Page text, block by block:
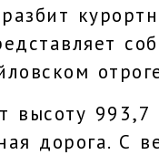
высоту
дорога. С